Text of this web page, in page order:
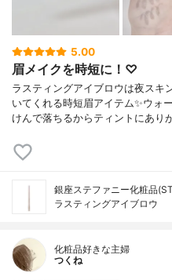
5.00
眉メイクを時短に！♡
ラスティングアイブロウは夜スキ
いてくれる時短眉アイテム✨ウォ
けんで落ちるからティントにあり
銀座ステファニー化粧品
ラスティングアイブロウ
化粧品好きな主婦
つくね